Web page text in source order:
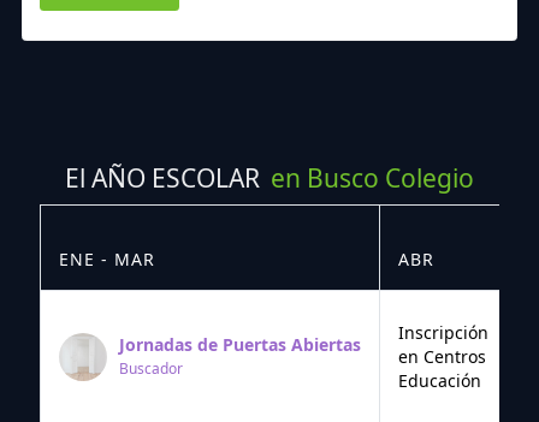
El AÑO ESCOLAR en Busco Colegio
ENE - MAR ABR
Jornadas de Puertas Abiertas
Buscador
Inscripción
en Centros
Educación